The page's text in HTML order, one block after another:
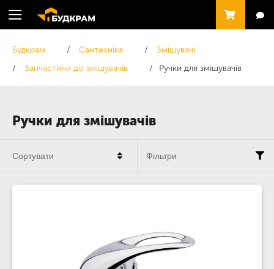
Ручки для змішувачів
Будкрам Сантехніка
Змішувачі
Запчастини до змішувачів
Ручки для змішувачів
Сортувати Фільтри